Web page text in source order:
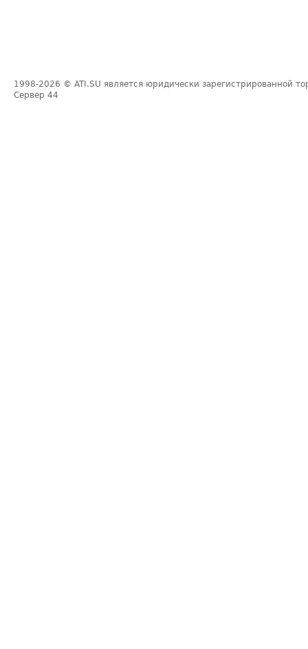
1998-2026 © ATI.SU является юридически зарегистрированной
Сервер 44